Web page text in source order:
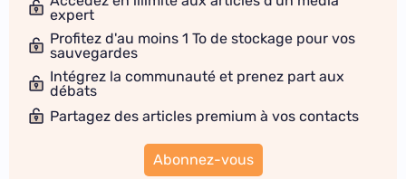
expert
Profitez d'au moins 1 To de stockage pour vos
sauvegardes
Intégrez la communauté et prenez part aux
débats
Partagez des articles premium à vos contacts
Abonnez-vous